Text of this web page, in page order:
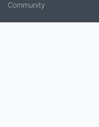
Community